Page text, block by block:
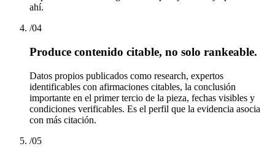
ahí.
/04
Produce contenido citable, no solo rankeable.
Datos propios publicados como research, expertos
identificables con afirmaciones citables, la conclusión
importante en el primer tercio de la pieza, fechas visibles y
condiciones verificables. Es el perfil que la evidencia asocia
con más citación.
/05